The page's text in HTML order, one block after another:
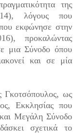
της
λόγους που
που εκφώνησε στην
προκαλώντας
μια Σύνοδο όπου
και σε μία
Γκοτσόπουλος, ως
Εκκλησίας που
Μεγάλη Σύνοδο
σχετικά το